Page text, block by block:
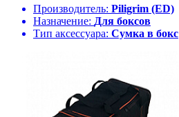
Производитель: Piligrim (ED)
Назначение: Для боксов
Тип аксессуара: Сумка в бокс